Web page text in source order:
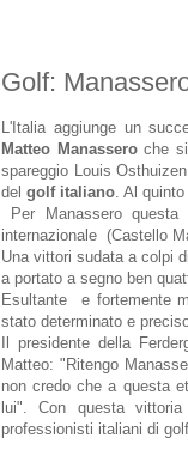
Golf:
L'Italia aggiunge un
Matteo Manasseroche si
spareggio Louis
del golf italiano. Al
Per Manassero
internazionale (Castello
Una vittori sudata a colpi
a portato a segno ben
Esultante e fortemente
stato determinato e
Il presidente della
Matteo: "Ritengo
non credo che a questa
lui". Con questa
professionisti italiani di